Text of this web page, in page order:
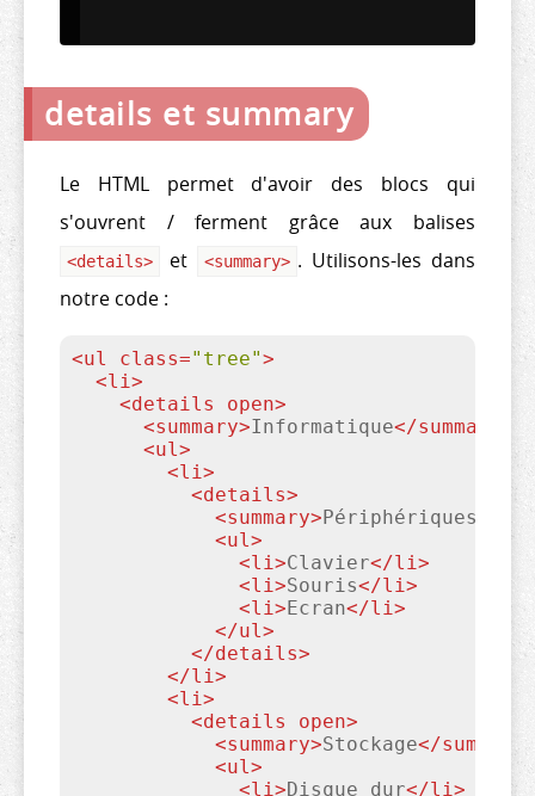
details et summary
Le HTML permet d'avoir des blocs qui
s'ouvrent / ferment grâce aux balises
<details> et <summary> . Utilisons-les dans
notre code :
<ul class="tree">
<li >
<details open>
<summary>Informatique</summary
<ul >
<li >
<details>
<summary>Périphériques
<ul >
<li >Clavier</li >
<li >Souris</li >
<li >Ecran</li >
</ul >
</details>
</li >
<li >
<details open>
<summary>Stockage</summary
<ul >
<li >Disque dur</li >